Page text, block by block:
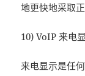
地更快地采取
10) VoIP 来电
来电显示是任